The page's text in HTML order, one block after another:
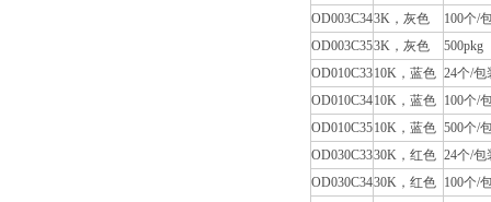
OD003C343K，灰色
100个/
OD003C353K，灰色
500pkg
OD010C3310K，蓝色 24个/包
OD010C3410K，蓝色 100个/
OD010C3510K，蓝色 500个/
OD030C3330K，红色 24个/包
OD030C3430K，红色 100个/